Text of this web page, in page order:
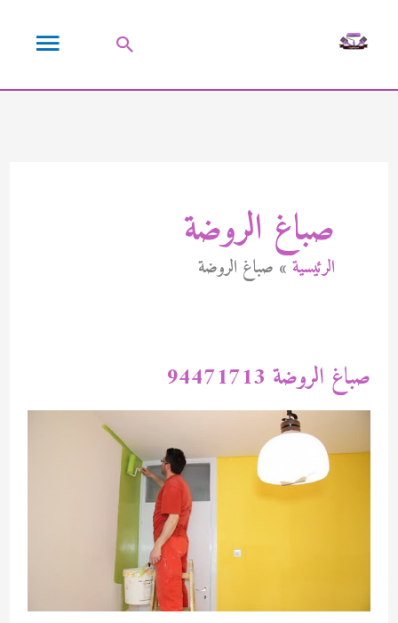
القائمة
البحث
صباغ الروضة
الرئيسية صباغ الروضة
صباغ الروضة 94471713